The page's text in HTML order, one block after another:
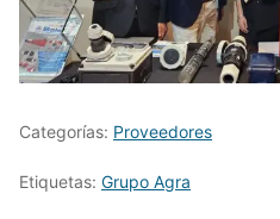
Categorías: Proveedores
Etiquetas: Grupo Agra